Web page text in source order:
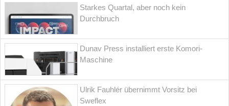
Starkes Quartal, aber noch kein
Durchbruch
Dunav Press installiert erste Komori-
Maschine
Ulrik Fauhlér übernimmt Vorsitz bei
Sweflex